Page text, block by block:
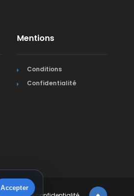
Mentions
Conditions
Confidentialité
Accepter